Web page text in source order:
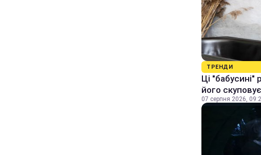
ТРЕНДИ
Ці "бабусині"
його
07 серпня 2026,